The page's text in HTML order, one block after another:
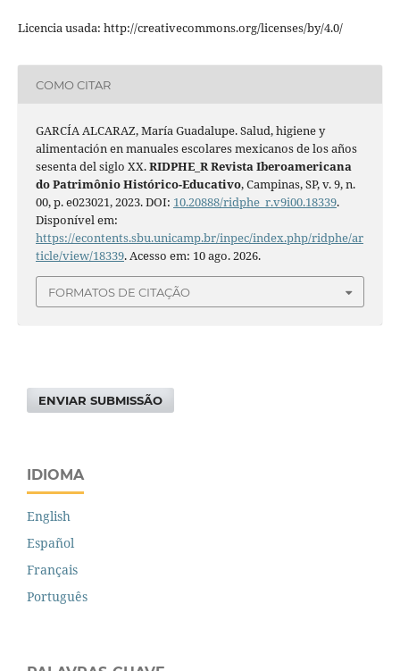
Licencia usada: http://creativecommons.org/licenses/by/4.0/
COMO CITAR
GARCÍA ALCARAZ, María Guadalupe. Salud, higiene y
alimentación en manuales escolares mexicanos de los años
sesenta del siglo XX.RIDPHE_R Revista Iberoamericana
do Patrimônio Histórico-Educativo, Campinas, SP, v. 9, n.
00, p. e023021, 2023. DOI: 10.20888/ridphe_r.v9i00.18339.
Disponível em:
https://econtents.sbu.unicamp.br/inpec/index.php/ridphe/ar
ticle/view/18339. Acesso em: 10 ago. 2026.
FORMATOS DE CITAÇÃO
ENVIAR SUBMISSÃO
IDIOMA
English
Español
Français
Português